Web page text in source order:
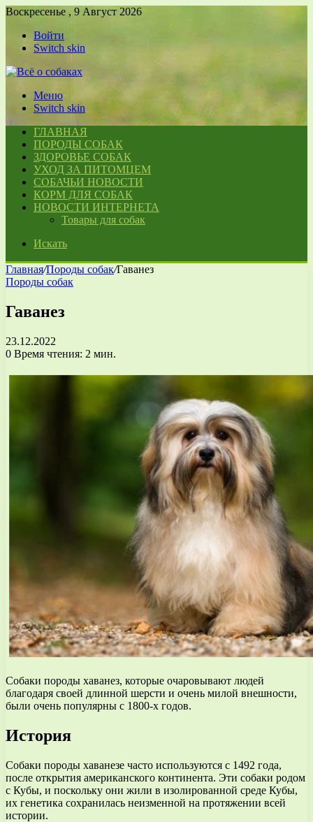
Воскресенье , 9 Август 2026
Войти
Switch skin
Меню
Switch skin
ГЛАВНАЯ
ПОРОДЫ СОБАК
ЗДОРОВЬЕ СОБАК
УХОД ЗА ПИТОМЦЕМ
СОБАЧЬИ НОВОСТИ
КОРМ ДЛЯ СОБАК
НОВОСТИ ИНТЕРНЕТА
Товары для собак
Искать
Главная/Породы собак/Гаванез
Породы собак
Гаванез
23.12.2022
0 Время чтения: 2 мин.
Собаки породы хаванез, которые очаровывают людей
благодаря своей длинной шерсти и очень милой внешности,
были очень популярны с 1800-х годов.
История
Собаки породы хаванезе часто используются с 1492 года,
после открытия американского континента. Эти собаки родом
с Кубы, и поскольку они жили в изолированной среде Кубы,
их генетика сохранилась неизменной на протяжении всей
истории.